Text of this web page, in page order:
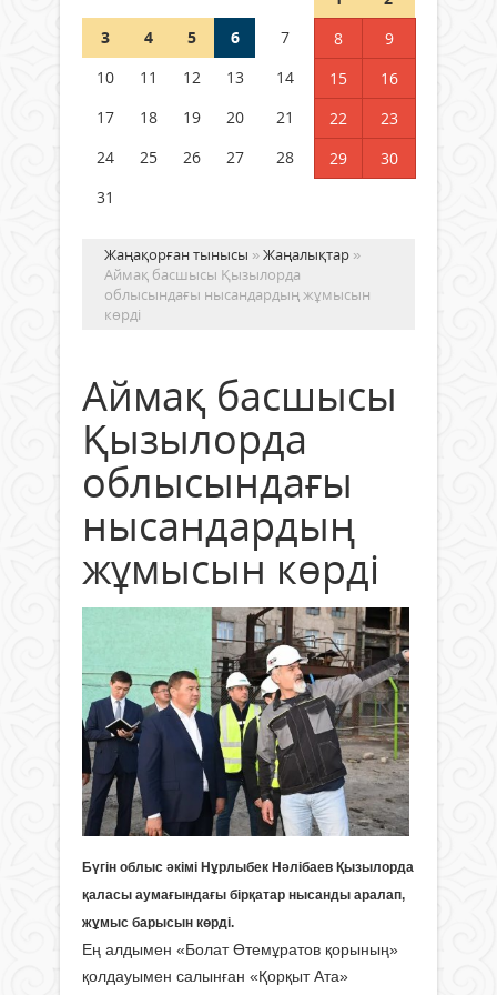
Қысқы демалыс 14 күн: 2026–
каникул кестесі бекітілді
04 тамыз 2026 ж.
3
4 5 6 7 8
9
10
11 12 13 14 15
16
17
18 19 20 21 22
23
24
25 26 27 28 29
30
31
Жаңақорған тынысы »Жаңалықтар »
Аймақ басшысы Қызылорда
облысындағы нысандардың жұмысын
көрді
Аймақ басшысы
Қызылорда
облысындағы
нысандардың
жұмысын көрді
Бүгін облыс әкімі Нұрлыбек Нәлібаев Қызылорда
қаласы аумағындағы бірқатар нысанды аралап,
жұмыс барысын көрді.
Ең алдымен «Болат Өтемұратов қорының»
қолдауымен салынған «Қорқыт Ата»